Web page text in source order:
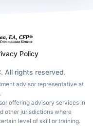
Policy
All rights reserved.
advisor representative at
offering advisory services in
other jurisdictions where
level of skill or training.